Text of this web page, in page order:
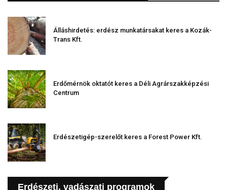
Álláshirdetés: erdész munkatársakat keres a Kozák-
Trans Kft.
Erdőmérnök oktatót keres a Déli Agrárszakképzési
Centrum
Erdészetigép-szerelőt keres a Forest Power Kft.
Erdészeti, vadászati programok